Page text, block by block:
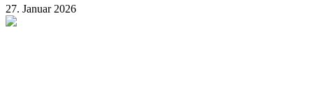
27. Januar 2026